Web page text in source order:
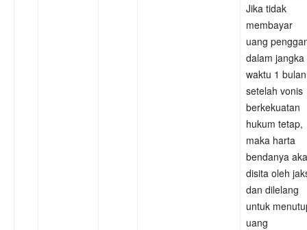
Jika tidak
membayar
uang
dalam jangka
waktu 1 bulan
setelah vonis
berkekuatan
hukum tetap,
maka harta
bendanya
disita oleh
dan dilelang
untuk
uang